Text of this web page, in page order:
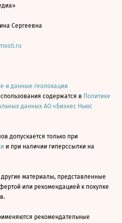
Сергеевна
и данные геолокации
содержатся в Политике
данных АО «Бизнес Ньюс
допускается только при
и при наличии гиперссылки на
материалы, представленные
или рекомендацией к покупке
рекомендательные